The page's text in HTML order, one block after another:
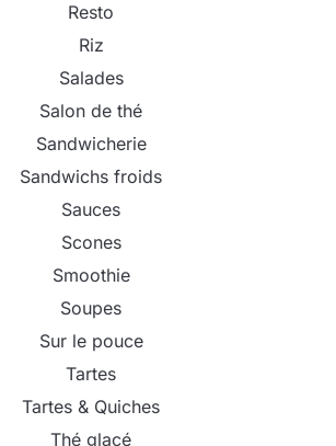
Resto
Riz
Salades
Salon de thé
Sandwicherie
Sandwichs froids
Sauces
Scones
Smoothie
Soupes
Sur le pouce
Tartes
Tartes & Quiches
Thé glacé